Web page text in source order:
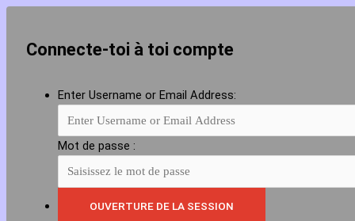
Connecte-toi à toi compte
Enter Username or Email Address:
Mot de passe :